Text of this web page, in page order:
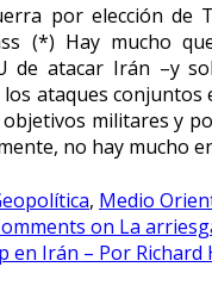
por elección de
(*) Hay mucho
de atacar Irán –y
los ataques conjuntos
militares y
no hay mucho
, Medio
on La
en Irán – Por Richard